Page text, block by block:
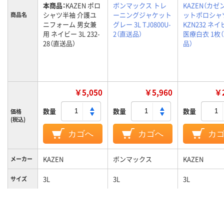
商品名
本商品：KAZEN ポロ
シャツ半袖 介護ユ
ニフォーム 男女兼
用 ネイビー 3L 232-
28（直送品）
ボンマックス トレ
ーニングジャケット
グレー 3L TJ0800U-
2（直送品）
KAZEN（カゼ
ットポロシャ
KZN232 ネイ
医療白衣 1枚
品）
価格
(税込)
￥5,050
数量
カゴへ
￥5,960
数量
カゴへ
数量
カ
メーカー KAZEN ボンマックス KAZEN
サイズ 3L 3L 3L